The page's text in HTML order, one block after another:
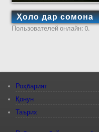
Ҳоло дар сомона
Пользователей онлайн: 0.
Роҳбарият
Қонун
Таърих